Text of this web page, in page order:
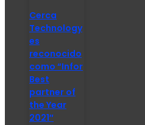
Cerca
Technology
es
reconocido
como “Infor
Best
partner of
the Year
2021″